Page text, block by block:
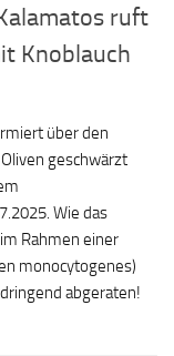
ruft
Knoblauch
über den
geschwärzt
Wie das
Rahmen einer
monocytogenes)
abgeraten!